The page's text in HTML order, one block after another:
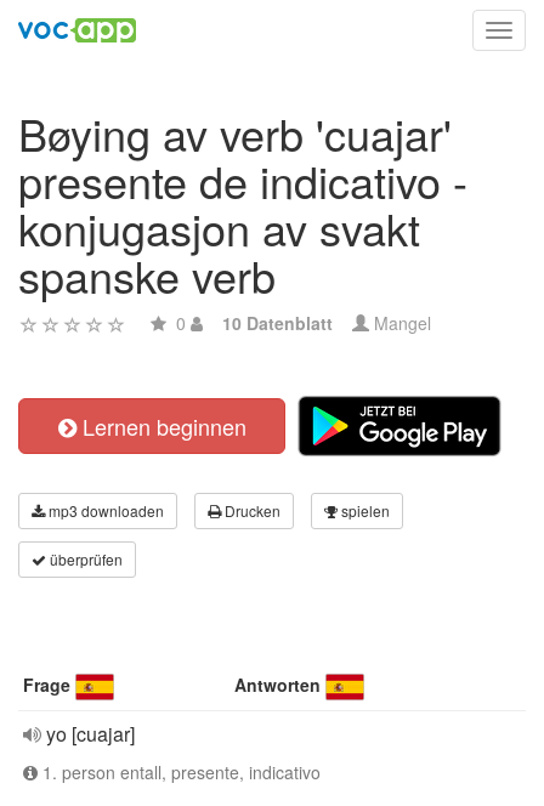
Bøying av verb 'cuajar'
presente de indicativo -
konjugasjon av svakt
spanske verb
0 10 Datenblatt Mangel
Lernen beginnen
mp3 downloaden Drucken spielen
überprüfen
Frage Antworten
yo [cuajar]
1. person entall, presente, indicativo